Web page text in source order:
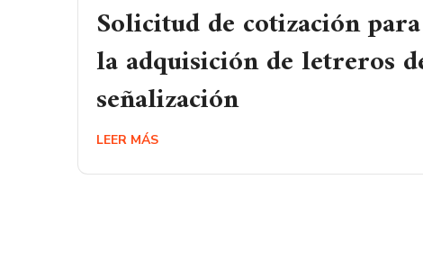
Solicitud de cotización para
la adquisición de letreros
señalización
LEER MÁS